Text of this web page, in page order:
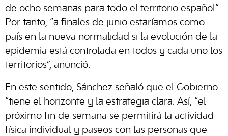
de ocho semanas para todo el territorio español”.
Por tanto, “a finales de junio estaríamos como
país en la nueva normalidad si la evolución de la
epidemia está controlada en todos y cada uno los
territorios”, anunció.
En este sentido, Sánchez señaló que el Gobierno
“tiene el horizonte y la estrategia clara. Así, “el
próximo fin de semana se permitirá la actividad
física individual y paseos con las personas que